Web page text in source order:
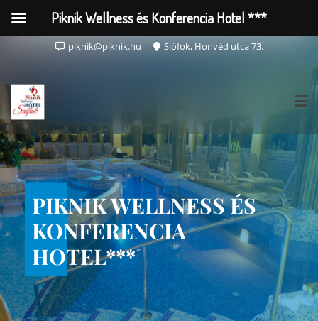
06-84/323-000 06-84/322-322 vagy +36 30 969-5979
piknik@piknik.hu
Siófok, Honvéd utca 73.
PIKNIK WELLNESS ÉS
KONFERENCIA
HOTEL***
Piknik Wellness és Konferencia Hotel ***